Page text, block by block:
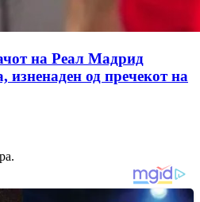
на Реал Мадрид
изненаден од пречекот на